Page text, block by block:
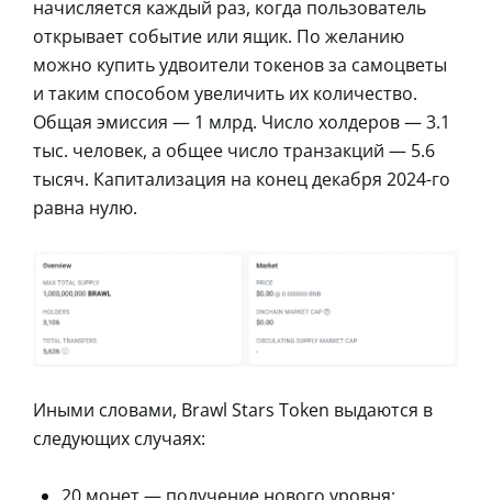
начисляется каждый раз, когда пользователь
открывает событие или ящик. По желанию
можно купить удвоители токенов за самоцветы
и таким способом увеличить их количество.
Общая эмиссия — 1 млрд. Число холдеров — 3.1
тыс. человек, а общее число транзакций — 5.6
тысяч. Капитализация на конец декабря 2024-го
равна нулю.
Иными словами, Brawl Stars Token выдаются в
следующих случаях: